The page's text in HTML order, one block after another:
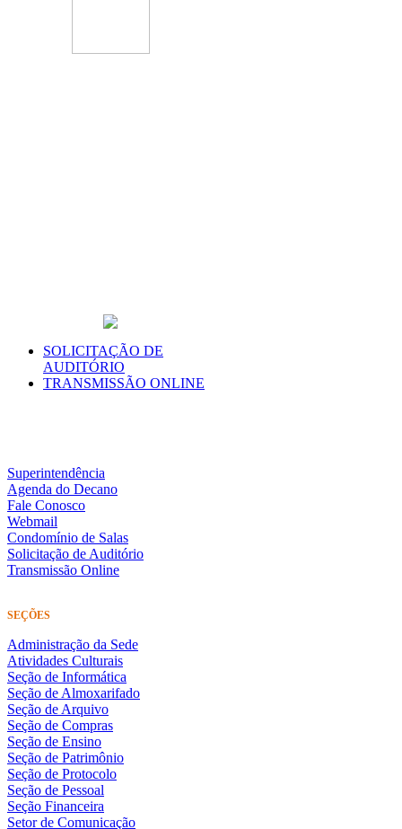
SOLICITAÇÃO DE
AUDITÓRIO
TRANSMISSÃO ONLINE
Superintendência
Agenda do Decano
Fale Conosco
Webmail
Condomínio de Salas
Solicitação de Auditório
Transmissão Online
SEÇÕES
Administração da Sede
Atividades Culturais
Seção de Informática
Seção de Almoxarifado
Seção de Arquivo
Seção de Compras
Seção de Ensino
Seção de Patrimônio
Seção de Protocolo
Seção de Pessoal
Seção Financeira
Setor de Comunicação